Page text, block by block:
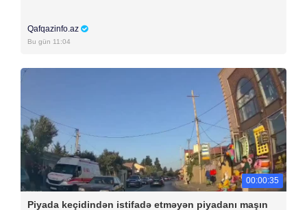
Qafqazinfo.az
Bu gün 11:04
00:00:35
Piyada keçidindən istifadə etməyən piyadanı maşın